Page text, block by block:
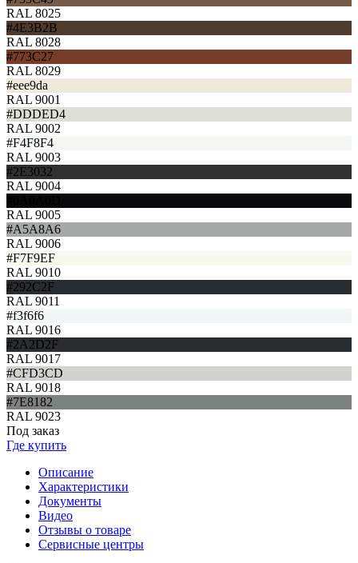
RAL 8025
#4E3B2B
RAL 8028
#773C27
RAL 8029
#eee9da
RAL 9001
#DDDED4
RAL 9002
#F4F8F4
RAL 9003
#2E3032
RAL 9004
RAL 9005
#A5A8A6
RAL 9006
#F7F9EF
RAL 9010
#292C2F
RAL 9011
#f3f6f6
RAL 9016
#2A2D2F
RAL 9017
#CFD3CD
RAL 9018
#7E8182
RAL 9023
Под заказ
Где купить
Описание
Характеристики
Документы
Видео
Отзывы о товаре
Сервисные центры